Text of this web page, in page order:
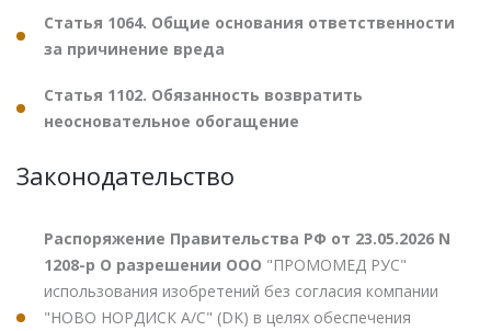
Статья 1064. Общие основания ответственности
за причинение вреда
Статья 1102. Обязанность возвратить
неосновательное обогащение
Законодательство
Распоряжение Правительства РФ от 23.05.2026 N
1208-р О разрешении ООО "ПРОМОМЕД РУС"
использования изобретений без согласия компании
"НОВО НОРДИСК А/С" (DK) в целях обеспечения